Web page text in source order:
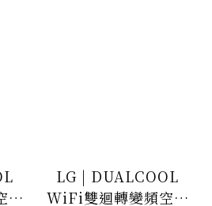
調
LG | DUALCOOL
WiFi雙迴轉變頻空調